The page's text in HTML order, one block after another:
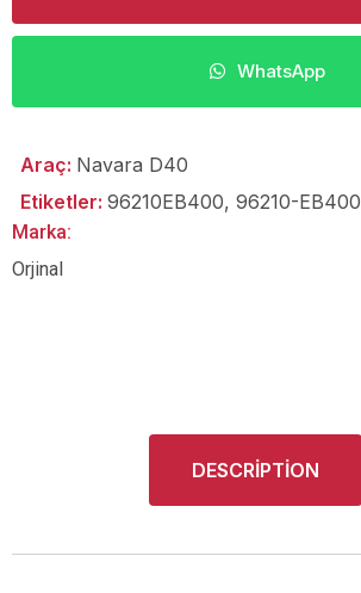
WhatsApp
Araç: Navara D40
Etiketler: 96210EB400, 96210-EB400
Marka:
Orjinal
DESCRIPTION